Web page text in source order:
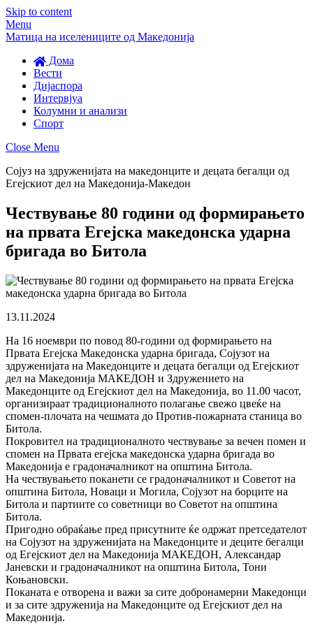
Skip to content
Menu
Матица на иселениците од Македонија
Дома
Вести
Дијаспора
Интервјуа
Колумни и анализи
Спорт
Close Menu
Сојуз на здруженијата на македонците и децата бегалци од
Егејскиот дел на Македонија-Македон
Чествување 80 години од формирањето
на првата Егејска македонска ударна
бригада во Битола
13.11.2024
На 16 ноември по повод 80-години од формирањето на
Првата Егејска Македонска ударна бригада, Сојузот на
здруженијата на Македонците и децата бегалци од Егејскиот
дел на Македонија МАКЕДОН и Здружението на
Македонците од Егејскиот дел на Македонија, во 11.00 часот,
организираат традиционалното полагање свежо цвеќе на
спомен-плочата на чешмата до Против-пожарната станица во
Битола.
Покровител на традиционалното чествување за вечен помен и
спомен на Првата егејска македонска ударна бригада во
Македонија е градоначалникот на општина Битола.
На чествувањето поканети се градоначалникот и Советот на
општина Битола, Новаци и Могила, Сојузот на борците на
Битола и партиите со советници во Советот на општина
Битола.
Пригодно обраќање пред присутните ќе одржат претседателот
на Сојузот на здруженијата на Македонците и деците бегалци
од Егејскиот дел на Македонија МАКЕДОН, Александар
Јаневски и градоначалникот на општина Битола, Тони
Коњановски.
Поканата е отворена и важи за сите добронамерни Македонци
и за сите здруженија на Македонците од Егејскиот дел на
Македонија.